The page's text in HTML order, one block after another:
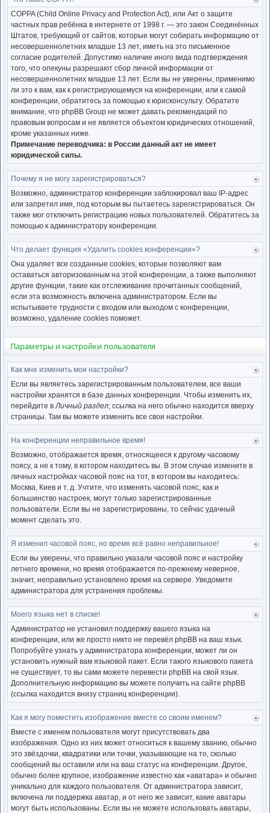
COPPA (Child Online Privacy and Protection Act), или Акт о защите
частных прав ребёнка в интернете от 1998 г. — это закон Соединённых
Штатов, требующий от сайтов, которые могут собирать информацию от
несовершеннолетних младше 13 лет, иметь на это письменное
согласие родителей. Допустимо наличие иного вида подтверждения
того, что опекуны разрешают сбор личной информации от
несовершеннолетних младше 13 лет. Если вы не уверены, применимо
ли это к вам, как к регистрирующемуся на конференции, или к самой
конференции, обратитесь за помощью к юрисконсульту. Обратите
внимание, что phpBB Group не может давать рекомендаций по
правовым вопросам и не является объектом юридических отношений,
кроме указанных ниже.
Примечание переводчика: в России данный акт не имеет
юридической силы.
Почему я не могу зарегистрироваться?
Возможно, администратор конференции заблокировал ваш IP-адрес
или запретил имя, под которым вы пытаетесь зарегистрироваться. Он
также мог отключить регистрацию новых пользователей. Обратитесь за
помощью к администратору конференции.
Что делает функция «Удалить cookies конференции»?
Она удаляет все созданные cookies, которые позволяют вам
оставаться авторизованным на этой конференции, а также выполняют
другие функции, такие как отслеживание прочитанных сообщений,
если эта возможность включена администратором. Если вы
испытываете трудности с входом или выходом с конференции,
возможно, удаление cookies поможет.
Параметры и настройки пользователя
Как мне изменить мои настройки?
Если вы являетесь зарегистрированным пользователем, все ваши
настройки хранятся в базе данных конференции. Чтобы изменить их,
перейдите вЛичный раздел; ссылка на него обычно находится вверху
страницы. Там вы можете изменить все свои настройки.
На конференции неправильное время!
Возможно, отображается время, относящееся к другому часовому
поясу, а не к тому, в котором находитесь вы. В этом случае измените в
личных настройках часовой пояс на тот, в котором вы находитесь:
Москва, Киев и т. д. Учтите, что изменять часовой пояс, как и
большинство настроек, могут только зарегистрированные
пользователи. Если вы не зарегистрированы, то сейчас удачный
момент сделать это.
Я изменил часовой пояс, но время всё равно неправильное!
Если вы уверены, что правильно указали часовой пояс и настройку
летнего времени, но время отображается по-прежнему неверное,
значит, неправильно установлено время на сервере. Уведомите
администратора для устранения проблемы.
Моего языка нет в списке!
Администратор не установил поддержку вашего языка на
конференции, или же просто никто не перевёл phpBB на ваш язык.
Попробуйте узнать у администратора конференции, может ли он
установить нужный вам языковой пакет. Если такого языкового пакета
не существует, то вы сами можете перевести phpBB на свой язык.
Дополнительную информацию вы можете получить на сайте phpBB
(ссылка находится внизу страниц конференции).
Как я могу поместить изображение вместе со своим именем?
Вместе с именем пользователя могут присутствовать два
изображения. Одно из них может относиться к вашему званию, обычно
это звёздочки, квадратики или точки, указывающие на то, сколько
сообщений вы оставили или на ваш статус на конференции. Другое,
обычно более крупное, изображение известно как «аватара» и обычно
уникально для каждого пользователя. От администратора зависит,
включена ли поддержка аватар, и от него же зависит, какие аватары
могут быть использованы. Если вы не можете использовать аватары,